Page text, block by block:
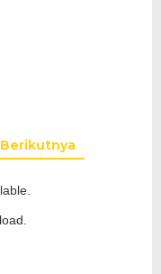
Berikutnya